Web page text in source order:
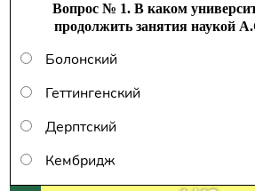
Вопрос № 1. В каком
продолжить занятия наукой
Болонский
Геттингенский
Дерптский
Кембридж